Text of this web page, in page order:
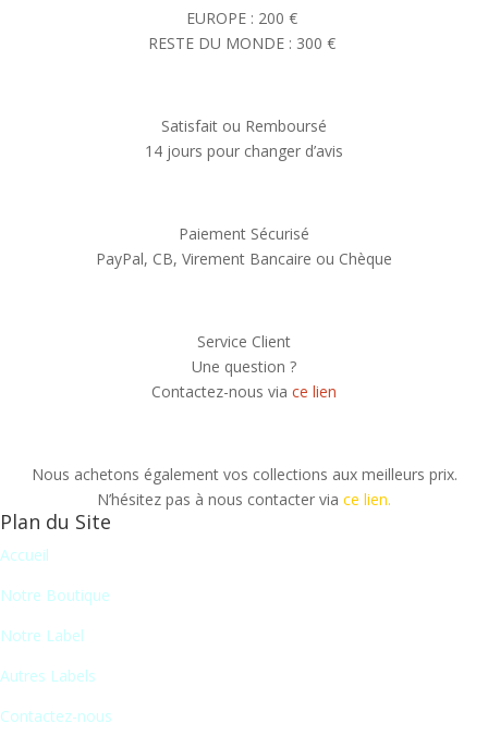
EUROPE : 200 €
RESTE DU MONDE : 300 €
Satisfait ou Remboursé
14 jours pour changer d’avis
Paiement Sécurisé
PayPal, CB, Virement Bancaire ou Chèque
Service Client
Une question ?
Contactez-nous via ce lien
Nous achetons également vos collections aux meilleurs prix.
N’hésitez pas à nous contacter via ce lien.
Plan du Site
Accueil
Notre Boutique
Notre Label
Autres Labels
Contactez-nous